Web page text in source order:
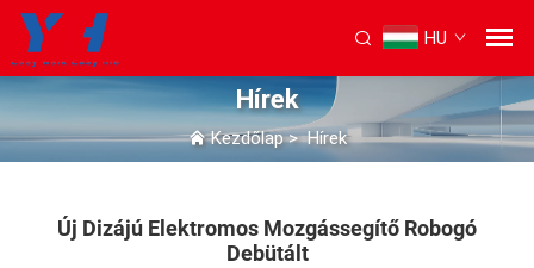
HU
Hírek
Kezdőlap>Hírek
Új Dizájú Elektromos Mozgássegítő Robogó
Debütált